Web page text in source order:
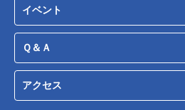
イベント
Ｑ＆Ａ
アクセス